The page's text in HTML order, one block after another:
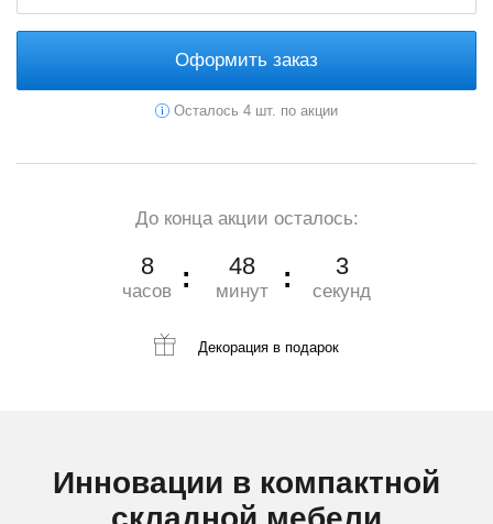
Оформить заказ
Осталось 4 шт. по акции
До конца акции осталось:
8
часов
48
минут
2
секунд
Декорация в подарок
Инновации в компактной